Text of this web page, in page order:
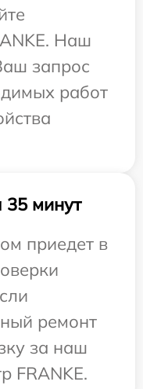
Наш
запрос
работ
35 минут
приедет в
ремонт
за наш
FRANKE.